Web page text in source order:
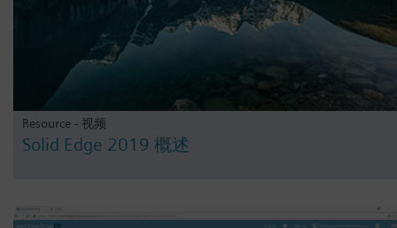
Resource - 视频
Solid Edge 2019 概述